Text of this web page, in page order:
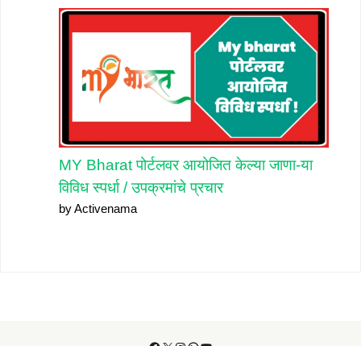
MY Bharat पोर्टलवर आयोजित केल्या जाणा-या
विविध स्पर्धा / उपक्रमांचे प्रचार
by Activenama